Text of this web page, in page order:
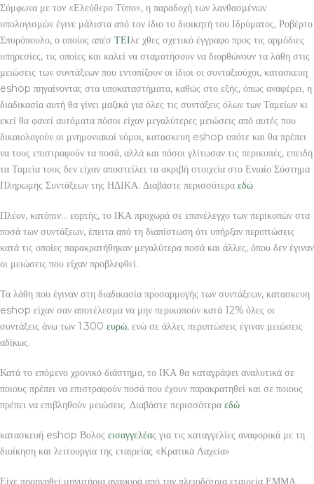
Σύμφωνα με τον «Ελεύθερο Τύπο», η παραδοχή των λανθασμένων
υπολογισμών έγινε μάλιστα από τον ίδιο το διοικητή του Ιδρύματος, Ροβέρτο
Σπυρόπουλο, ο οποίος απέσ ΤΕΙλε χθες σχετικό έγγραφο προς τις αρμόδιες
υπηρεσίες, τις οποίες και καλεί να σταματήσουν να διορθώνουν τα λάθη στις
μειώσεις των συντάξεων που εντοπίζουν οι ίδιοι οι συνταξιούχοι, κατασκευη
eshop πηγαίνοντας στα υποκαταστήματα, καθώς στο εξής, όπως αναφέρει, η
διαδικασία αυτή θα γίνει μαζικά για όλες τις συντάξεις όλων των Ταμείων κι
εκεί θα φανεί αυτόματα πόσοι είχαν μεγαλύτερες μειώσεις από αυτές που
δικαιολογούν οι μνημονιακοί νόμοι, κατασκευη eshop οπότε και θα πρέπει
να τους επιστραφούν τα ποσά, αλλά και πόσοι γλίτωσαν τις περικοπές, επειδή
τα Ταμεία τους δεν είχαν αποστείλει τα ακριβή στοιχεία στο Ενιαίο Σύστημα
Πληρωμής Συντάξεων της ΗΔΙΚΑ. Διαβάστε περισσότερα εδώ
Πλέον, κατόπιν… εορτής, το ΙΚΑ προχωρά σε επανέλεγχο των περικοπών στα
ποσά των συντάξεων, έπειτα από τη διαπίστωση ότι υπήρξαν περιπτώσεις
κατά τις οποίες παρακρατήθηκαν μεγαλύτερα ποσά και άλλες, όπου δεν έγιναν
οι μειώσεις που είχαν προβλεφθεί.
Τα λάθη που έγιναν στη διαδικασία προσαρμογής των συντάξεων, κατασκευη
eshop είχαν σαν αποτέλεσμα να μην περικοπούν κατά 12% όλες οι
συντάξεις άνω των 1.300 ευρώ, ενώ σε άλλες περιπτώσεις έγιναν μειώσεις
αδίκως.
Κατά το επόμενο χρονικό διάστημα, το ΙΚΑ θα καταγράψει αναλυτικά σε
ποιους πρέπει να επιστραφούν ποσά που έχουν παρακρατηθεί και σε ποιους
πρέπει να επιβληθούν μειώσεις. Διαβάστε περισσότερα εδώ
κατασκευή eshop Βολος εισαγγελέας για τις καταγγελίες αναφορικά με τη
διοίκηση και λειτουργία της εταιρείας «Κρατικά Λαχεία»
Είχε προηγηθεί μηνυτήρια αναφορά από την πλειοδότρια εταιρεία ΕΜΜΑ